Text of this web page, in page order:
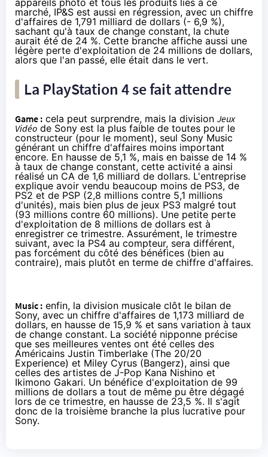
appareils photo et tous les produits liés à ce
marché, IP&S est aussi en régression, avec un chiffre
d'affaires de 1,791 milliard de dollars (- 6,9 %),
sachant qu'à taux de change constant, la chute
aurait été de 24 %. Cette branche affiche aussi une
légère perte d'exploitation de 24 millions de dollars,
alors que l'an passé, elle était dans le vert.
La PlayStation 4 se fait attendre
Game : cela peut surprendre, mais la division Jeux
Vidéo de Sony est la plus faible de toutes pour le
constructeur (pour le moment), seul Sony Music
générant un chiffre d'affaires moins important
encore. En hausse de 5,1 %, mais en baisse de 14 %
à taux de change constant, cette activité a ainsi
réalisé un CA de 1,6 milliard de dollars. L'entreprise
explique avoir vendu beaucoup moins de PS3, de
PS2 et de PSP (2,8 millions contre 5,1 millions
d'unités), mais bien plus de jeux PS3 malgré tout
(93 millions contre 60 millions). Une petite perte
d'exploitation de 8 millions de dollars est à
enregistrer ce trimestre. Assurément, le trimestre
suivant, avec la PS4 au compteur, sera différent,
pas forcément du côté des bénéfices (bien au
contraire), mais plutôt en terme de chiffre d'affaires.
Music : enfin, la division musicale clôt le bilan de
Sony, avec un chiffre d'affaires de 1,173 milliard de
dollars, en hausse de 15,9 % et sans variation à taux
de change constant. La société nipponne précise
que ses meilleures ventes ont été celles des
Américains Justin Timberlake (The 20/20
Experience) et Miley Cyrus (Bangerz), ainsi que
celles des artistes de J-Pop Kana Nishino et
Ikimono Gakari. Un bénéfice d'exploitation de 99
millions de dollars a tout de même pu être dégagé
lors de ce trimestre, en hausse de 23,5 %. Il s'agit
donc de la troisième branche la plus lucrative pour
Sony.